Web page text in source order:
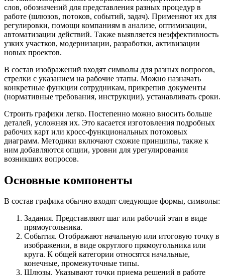
слов, обозначений для представления разных процедур в
работе (шлюзов, потоков, событий, задач). Применяют их для
регулировки, помощи компаниям в анализе, оптимизации,
автоматизации действий. Также выявляется неэффективность
узких участков, модернизации, разработки, активизации
новых проектов.
В состав изображений входят символы для разных вопросов,
стрелки с указанием на рабочие этапы. Можно назначать
конкретные функции сотрудникам, прикрепив документы
(нормативные требования, инструкции), устанавливать сроки.
Строить графики легко. Постепенно можно вносить больше
деталей, усложняя их. Это касается изготовления подробных
рабочих карт или кросс-функциональных потоковых
диаграмм. Методики включают схожие принципы, также к
ним добавляются опции, уровни для урегулирования
возникших вопросов.
Основные компоненты
В состав графика обычно входят следующие формы, символы:
Задания. Представляют шаг или рабочий этап в виде
прямоугольника.
События. Отображают начальную или итоговую точку в
изображении, в виде округлого прямоугольника или
круга. К общей категории относятся начальные,
конечные, промежуточные типы.
Шлюзы. Указывают точки приема решений в работе